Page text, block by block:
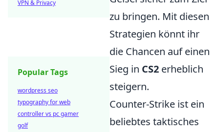
zu bringen. Mit diesen
Strategien könnt ihr
die Chancen auf einen
Sieg in CS2 erheblich
steigern.
Counter-Strike ist ein
beliebtes taktisches
VPN & Privacy
Popular Tags
wordpress seo
typography for web
controller vs pc gamer
golf